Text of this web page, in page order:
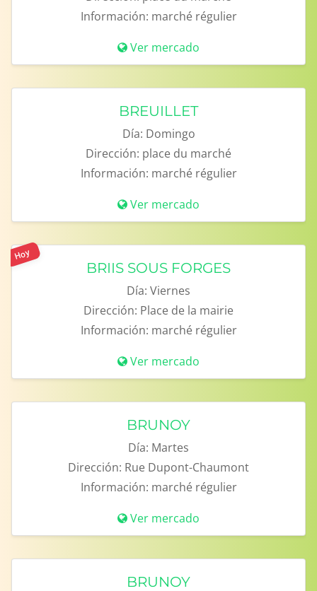
Información: marché régulier
Ver mercado
BREUILLET
Día: Domingo
Dirección: place du marché
Información: marché régulier
Ver mercado
Hoy
BRIIS SOUS FORGES
Día: Viernes
Dirección: Place de la mairie
Información: marché régulier
Ver mercado
BRUNOY
Día: Martes
Dirección: Rue Dupont-Chaumont
Información: marché régulier
Ver mercado
BRUNOY